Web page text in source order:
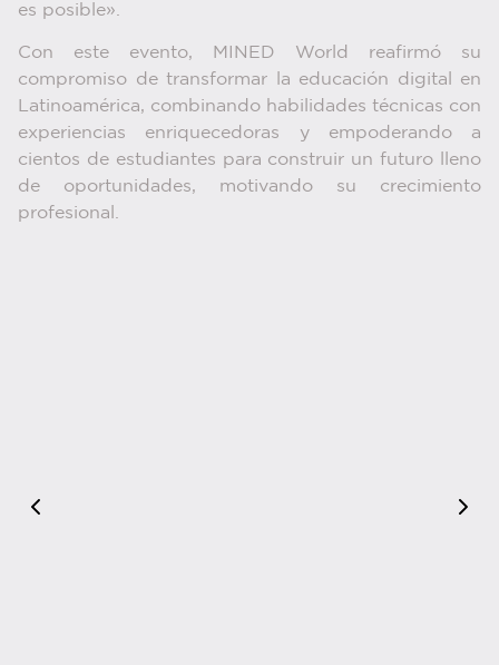
es posible».
Con este evento, MINED World reafirmó su
compromiso de transformar la educación digital en
Latinoamérica, combinando habilidades técnicas con
experiencias enriquecedoras y empoderando a
cientos de estudiantes para construir un futuro lleno
de oportunidades, motivando su crecimiento
profesional.